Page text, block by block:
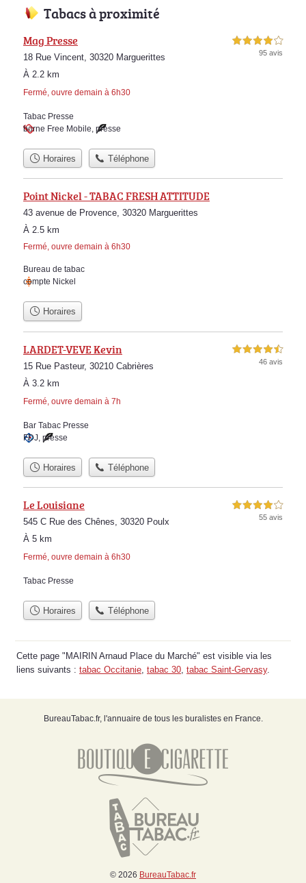
Tabacs à proximité
Mag Presse
18 Rue Vincent, 30320 Marguerittes
À 2.2 km
Fermé, ouvre demain à 6h30
4,0 étoiles sur 5
95 avis
Tabac Presse
borne Free Mobile, presse
Horaires Téléphone
Point Nickel - TABAC FRESH ATTITUDE
43 avenue de Provence, 30320 Marguerittes
À 2.5 km
Fermé, ouvre demain à 6h30
Bureau de tabac
compte Nickel
Horaires
LARDET-VEVE Kevin
15 Rue Pasteur, 30210 Cabrières
À 3.2 km
Fermé, ouvre demain à 7h
4,5 étoiles sur 5
46 avis
Bar Tabac Presse
FDJ presse
Horaires Téléphone
Le Louisiane
545 C Rue des Chênes, 30320 Poulx
À 5 km
Fermé, ouvre demain à 6h30
4,0 étoiles sur 5
55 avis
Tabac Presse
Horaires Téléphone
Cette page "MAIRIN Arnaud Place du Marché" est visible via les
liens suivants : tabac Occitanie, tabac 30, tabac Saint-Gervasy.
BureauTabac.fr, l'annuaire de tous les buralistes en France.
© 2026 BureauTabac.fr